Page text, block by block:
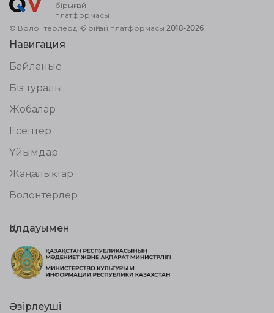
бірыңғай
платформасы
© Волонтерлердің біріңғай платформасы 2018-2026
Навигация
Байланыс
Біз туралы
Жобалар
Есептер
Ұйымдар
Жаңалықтар
Волонтерлер
Қолдауымен
Әзірлеуші